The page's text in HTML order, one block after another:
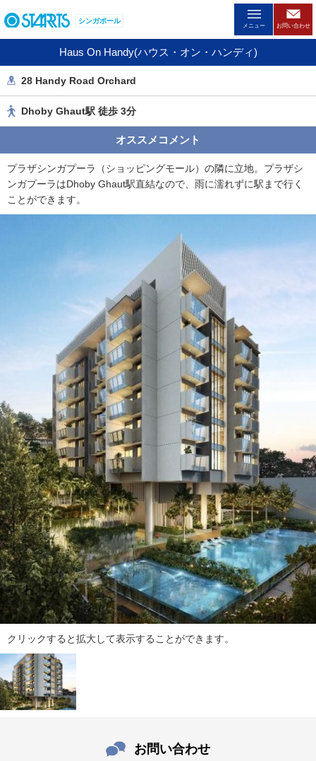
ー
ジ
移
す
め
の
リ
し
ま
す
。
本
文
に
移
動
し
ま
す
。
フ
タ
情
報
に
移
シンガポール
メニュー お問い合わせ
Haus On Handy(ハウス・オン・ハンディ)
28 Handy Road Orchard
Dhoby Ghaut駅 徒歩 3分
オススメコメント
プラザシンガプーラ（ショッピングモール）の隣に立地。プラザシ
ンガプーラはDhoby Ghaut駅直結なので、雨に濡れずに駅まで行く
ことができます。
クリックすると拡大して表示することができます。
お問い合わせ